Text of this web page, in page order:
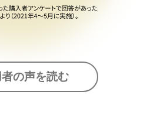
の声を読む